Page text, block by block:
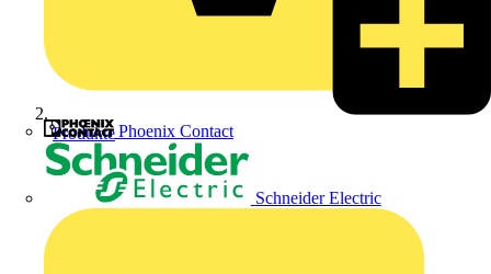
Phoenix Contact
Schneider Electric
Produkte